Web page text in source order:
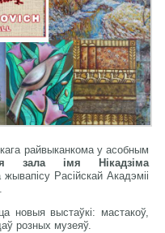
райвыканкома у асобным
зала імя Нікадзіма
Расійскай Акадэміі
новыя выстаўкі: мастакоў,
розных музеяў.